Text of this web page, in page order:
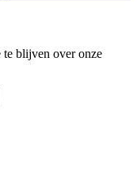
te blijven over onze